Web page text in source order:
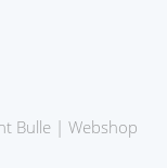
Bulle | Webshop